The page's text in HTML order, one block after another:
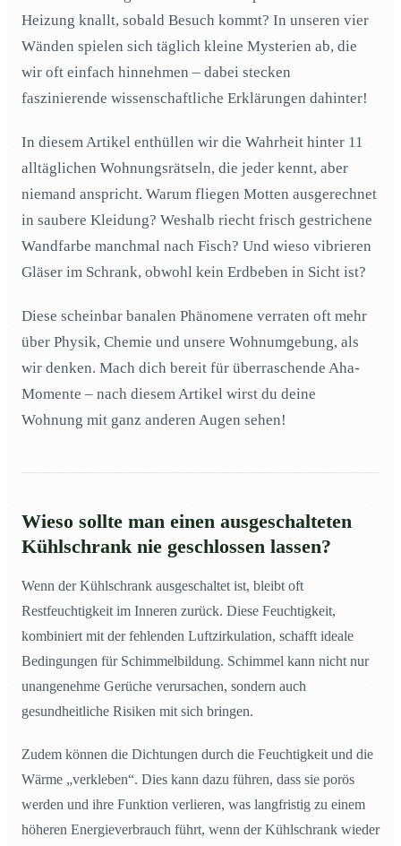
Weshalb riechen frisch gestrichene Wände manchmal
nach Fisch?
04 Sollte man eine Fußbodenheizung durchgehend laufen
lassen oder besser intervallheizen?
sauberer Kleidung?
06Wieso surren manche LED-Lampen im Bad, aber nicht
im Wohnzimmer?
07Warum bilden sich in Teppichen Geisterflecken, wo
früher Möbel standen?
Weshalb tropft der Wasserhahn oft genau dann, wenn
man ins Bett geht?
Warum fliegen Fliegen immer wieder gegen die gleiche
erkennbaren Grund?
Warum riecht die Heizung beim ersten Einschalten
nach verbranntem Staub – aber nur im Schlafzimmer?
Heizung knallt, sobald Besuch kommt? In unseren vier
Wänden spielen sich täglich kleine Mysterien ab, die
wir oft einfach hinnehmen – dabei stecken
faszinierende wissenschaftliche Erklärungen dahinter!
In diesem Artikel enthüllen wir die Wahrheit hinter 11
alltäglichen Wohnungsrätseln, die jeder kennt, aber
niemand anspricht. Warum fliegen Motten ausgerechnet
in saubere Kleidung? Weshalb riecht frisch gestrichene
Wandfarbe manchmal nach Fisch? Und wieso vibrieren
Gläser im Schrank, obwohl kein Erdbeben in Sicht ist?
Diese scheinbar banalen Phänomene verraten oft mehr
über Physik, Chemie und unsere Wohnumgebung, als
wir denken. Mach dich bereit für überraschende Aha-
Momente – nach diesem Artikel wirst du deine
Wohnung mit ganz anderen Augen sehen!
Wieso sollte man einen ausgeschalteten
Kühlschrank nie geschlossen lassen?
Wenn der Kühlschrank ausgeschaltet ist, bleibt oft
Restfeuchtigkeit im Inneren zurück. Diese Feuchtigkeit,
kombiniert mit der fehlenden Luftzirkulation, schafft ideale
Bedingungen für Schimmelbildung. Schimmel kann nicht nur
unangenehme Gerüche verursachen, sondern auch
gesundheitliche Risiken mit sich bringen.
Zudem können die Dichtungen durch die Feuchtigkeit und die
Wärme „verkleben“. Dies kann dazu führen, dass sie porös
werden und ihre Funktion verlieren, was langfristig zu einem
höheren Energieverbrauch führt, wenn der Kühlschrank wieder